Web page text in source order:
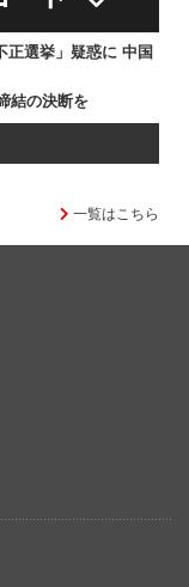
正選挙」疑惑に 中国
結の決断を
一覧はこちら